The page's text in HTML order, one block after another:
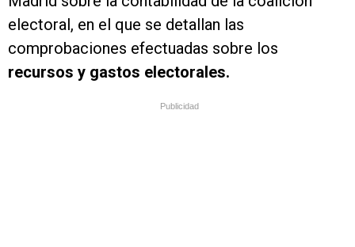
electoral, en el que se detallan las
comprobaciones efectuadas sobre los
recursos y gastos electorales.
Publicidad